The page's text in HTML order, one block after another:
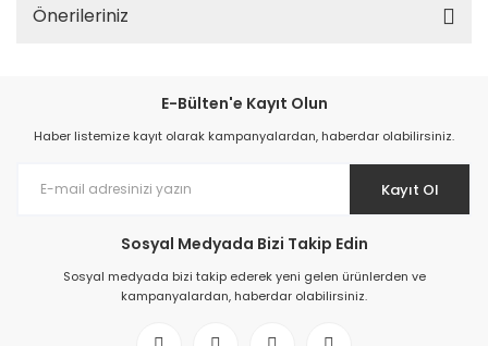
Önerileriniz
E-Bülten'e Kayıt Olun
Haber listemize kayıt olarak kampanyalardan, haberdar olabilirsiniz.
Kayıt Ol
Sosyal Medyada Bizi Takip Edin
Sosyal medyada bizi takip ederek yeni gelen ürünlerden ve
kampanyalardan, haberdar olabilirsiniz.